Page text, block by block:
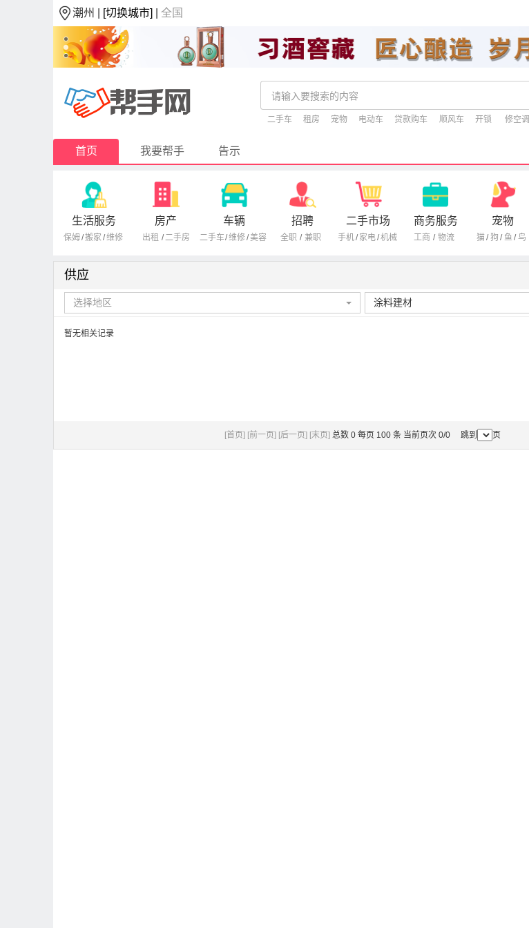
潮州 | [切换城市] |全国
二手车 租房 宠物 电动车 贷款购车 顺风车 开锁 修空调
首页 我要帮手 告示
生活服务
保姆/搬家 /维修
房产
出租 /二手房
车辆
二手车/维修/美容
招聘
全职 / 兼职
二手市场
手机/ 家电/机械
商务服务
工商 / 物流
宠物
猫/ 狗 / 鱼 / 鸟
供应
选择地区 涂料建材
暂无相关记录
[首页] [前一页] [后一页] [末页] 总数 0 每页 100 条 当前页次 0/0 跳到 页